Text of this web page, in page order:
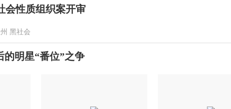
会性质组织案开审
黑社会
的明星“番位”之争